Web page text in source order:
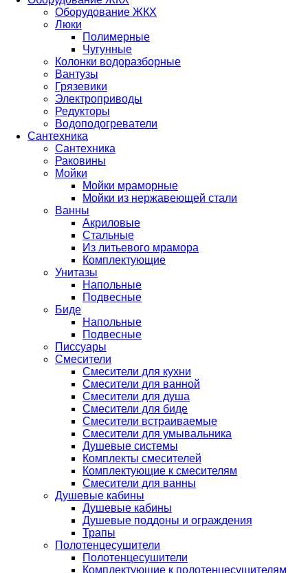
Оборудование ЖКХ
Люки
Полимерные
Чугунные
Колонки водоразборные
Вантузы
Грязевики
Электроприводы
Редукторы
Водоподогреватели
Сантехника
Сантехника
Раковины
Мойки
Мойки мраморные
Мойки из нержавеющей стали
Ванны
Акриловые
Стальные
Из литьевого мрамора
Комплектующие
Унитазы
Напольные
Подвесные
Биде
Напольные
Подвесные
Писсуары
Смесители
Смесители для кухни
Смесители для ванной
Смесители для душа
Смесители для биде
Смесители встраиваемые
Смесители для умывальника
Душевые системы
Комплекты смесителей
Комплектующие к смесителям
Смесители для ванны
Душевые кабины
Душевые кабины
Душевые поддоны и ограждения
Трапы
Полотенцесушители
Полотенцесушители
Комплектующие к полотенцесушителям